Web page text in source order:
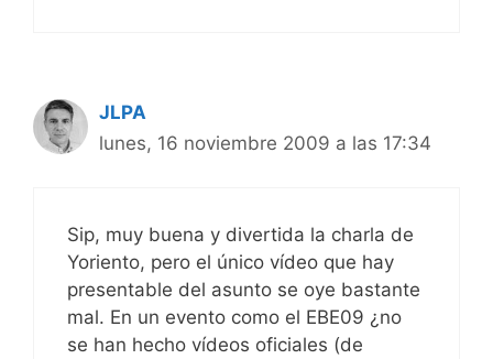
JLPA
lunes, 16 noviembre 2009 a las 17:34
Sip, muy buena y divertida la charla de
Yoriento, pero el único vídeo que hay
presentable del asunto se oye bastante
mal. En un evento como el EBE09 ¿no
se han hecho vídeos oficiales (de